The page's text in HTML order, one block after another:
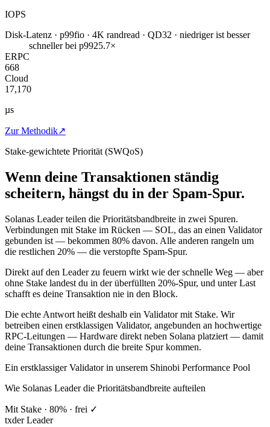
IOPS
Disk-Latenz · p99fio · 4K randread · QD32 · niedriger ist besser
schneller bei p9925.7×
ERPC
668
Cloud
17,170
µs
Zur Methodik↗
Stake-gewichtete Priorität (SWQoS)
Wenn deine Transaktionen ständig
scheitern, hängst du in der Spam-Spur.
Solanas Leader teilen die Prioritätsbandbreite in zwei Spuren.
Verbindungen mit Stake im Rücken — SOL, das an einen Validator
gebunden ist — bekommen 80% davon. Alle anderen rangeln um
die restlichen 20% — die verstopfte Spam-Spur.
Direkt auf den Leader zu feuern wirkt wie der schnelle Weg — aber
ohne Stake landest du in der überfüllten 20%-Spur, und unter Last
schafft es deine Transaktion nie in den Block.
Die echte Antwort heißt deshalb ein Validator mit Stake. Wir
betreiben einen erstklassigen Validator, angebunden an hochwertige
RPC-Leitungen — Hardware direkt neben Solana platziert — damit
deine Transaktionen durch die breite Spur kommen.
Ein erstklassiger Validator in unserem Shinobi Performance Pool
Wie Solanas Leader die Prioritätsbandbreite aufteilen
Mit Stake · 80% · frei ✓
txder Leader